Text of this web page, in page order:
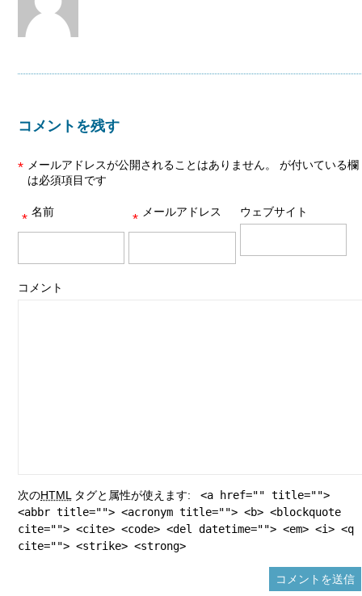
コメントを残す
メールアドレスが公開されることはありません。
*
が付いている欄
は必須項目です
名前
* メールアドレス
* ウェブサイト
コメント
次のHTML タグと属性が使えます:
<a href="" title="">
<abbr title=""> <acronym title=""> <b> <blockquote
cite=""> <cite> <code> <del datetime=""> <em> <i> <q
cite=""> <strike> <strong>